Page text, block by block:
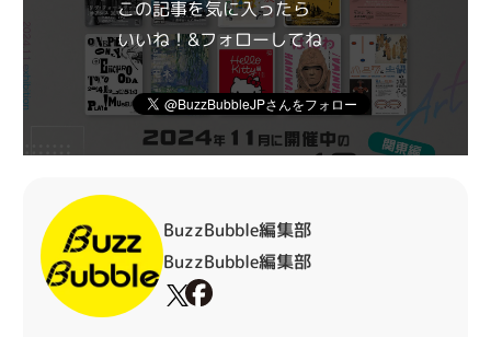
この記事を気に入ったら
いいね！&フォローしてね
BuzzBubble編集部
BuzzBubble編集部